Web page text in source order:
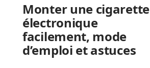
Monter une cigarette
électronique
facilement, mode
d’emploi et astuces